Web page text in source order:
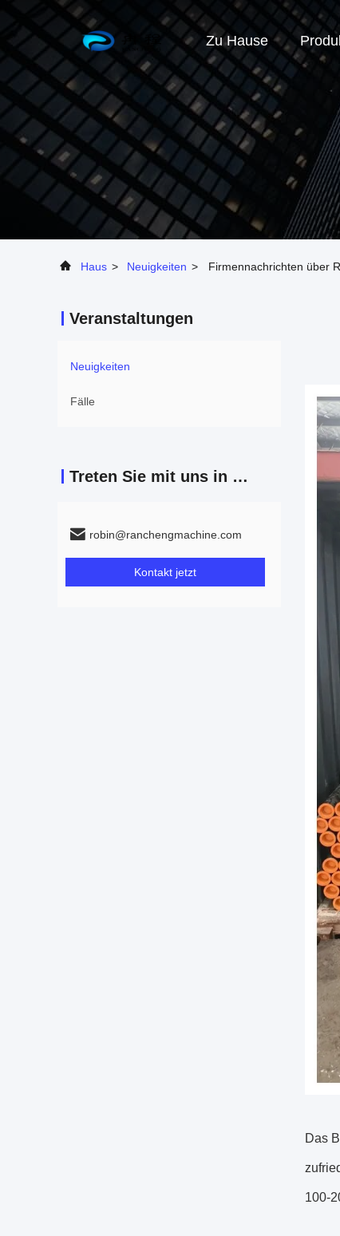
Zu Hause
Haus > Neuigkeiten > Firmennachrichten über
Veranstaltungen
Neuigkeiten
Fälle
Treten Sie mit uns in Verbindung
robin@ranchengmachine.com
Kontakt jetzt
Das
100-